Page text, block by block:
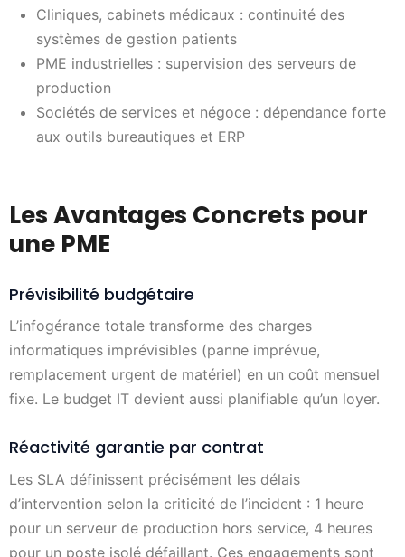
Cliniques, cabinets médicaux : continuité des
systèmes de gestion patients
PME industrielles : supervision des serveurs de
production
Sociétés de services et négoce : dépendance forte
aux outils bureautiques et ERP
Les Avantages Concrets pour
une PME
Prévisibilité budgétaire
L’infogérance totale transforme des charges
informatiques imprévisibles (panne imprévue,
remplacement urgent de matériel) en un coût mensuel
fixe. Le budget IT devient aussi planifiable qu’un loyer.
Réactivité garantie par contrat
Les SLA définissent précisément les délais
d’intervention selon la criticité de l’incident : 1 heure
pour un serveur de production hors service, 4 heures
pour un poste isolé défaillant. Ces engagements sont